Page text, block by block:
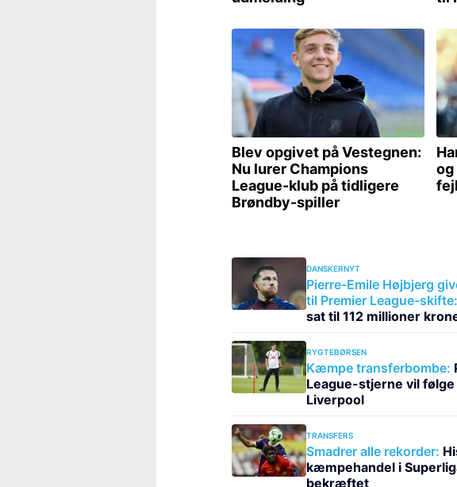
DANSKERNYT
Pierre-Emile Højbjerg
til Premier League-skifte:
sat til 112 millioner
RYGTEBØRSEN
Kæmpe transferbombe:
League-stjerne vil følge
Liverpool
TRANSFERS
Smadrer alle rekorder:
kæmpehandel i
bekræftet